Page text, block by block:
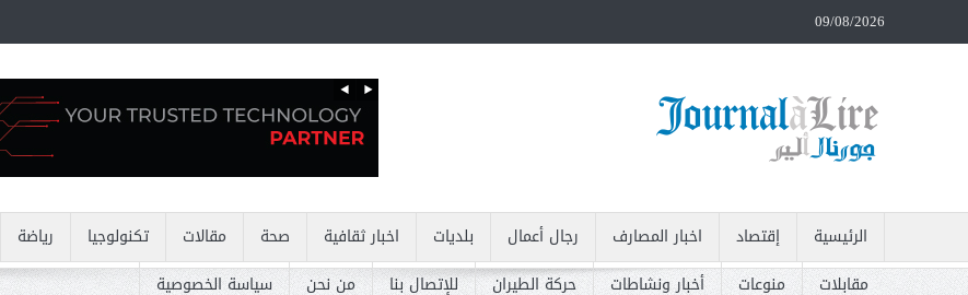
09/08/2026
الرئيسية إقتصاد اخبار المصارف رجال أعمال بلديات اخبار ثقافية صحة مقالات تكنولوجيا رياضة
مقابلات
منوعات أخبار ونشاطات حركة الطيران للإتصال بنا من نحن سياسة الخصوصية